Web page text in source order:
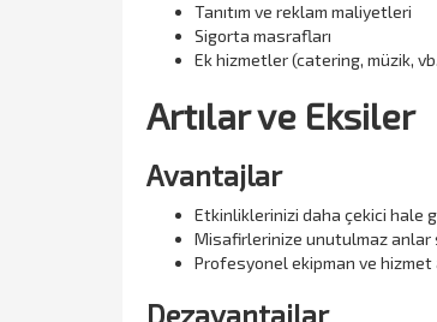
Tanıtım ve reklam maliyetleri
Sigorta masrafları
Ek hizmetler (catering, müzik,
Artılar ve Eksiler
Avantajlar
Etkinliklerinizi daha çekici hale
Misafirlerinize unutulmaz anlar
Profesyonel ekipman ve hizmet
Dezavantajlar